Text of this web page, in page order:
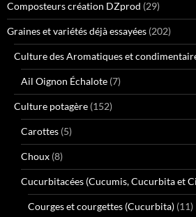
Composteurs création DZprod (29)
Graines et variétés déjà essayées (202)
Culture des Aromatiques et
Ail Oignon Échalote (7)
Culture potagère (152)
Carottes (5)
Choux (8)
Cucurbitacées (Cucumis, Cucurbita et
Courges et courgettes (Cucurbita) (11)